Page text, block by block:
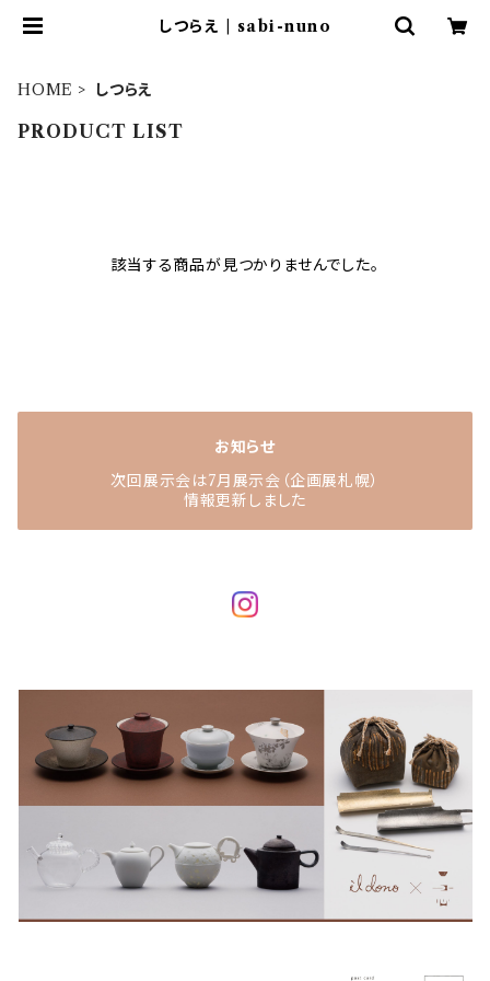
しつらえ | sabi-nuno
HOME しつらえ
PRODUCT LIST
該当する商品が見つかりませんでした。
お知らせ
次回展示会は7月展示会（企画展札幌）
情報更新しました